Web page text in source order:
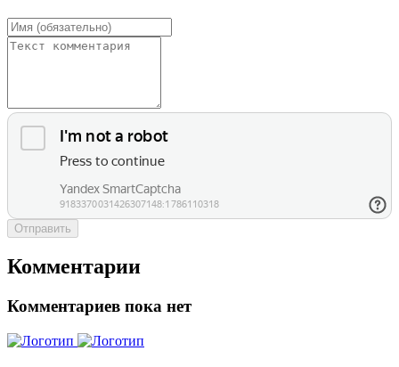
Отправить
Комментарии
Комментариев пока нет